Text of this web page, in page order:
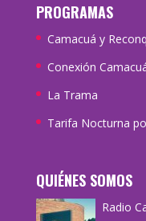
PROGRAMAS
Camacuá y
Conexión
La Trama
Tarifa Nocturna
QUIÉNES SOMOS
Radio